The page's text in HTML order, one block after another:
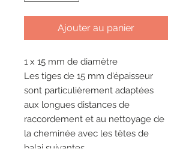
Ajouter au panier
1 x 15 mm de diamètre
Les tiges de 15 mm d'épaisseur
sont particulièrement adaptées
aux longues distances de
raccordement et au nettoyage de
la cheminée avec les têtes de
balai suivantes.